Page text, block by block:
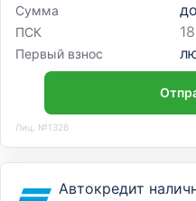
Сумма
до
ПСК
Первый взнос
Лиц. №1326
Автокредит